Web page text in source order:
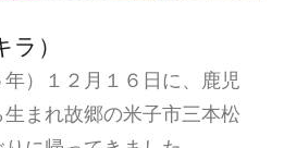
ラ）
）１２月１６日に、鹿児
まれ故郷の米子市三本松